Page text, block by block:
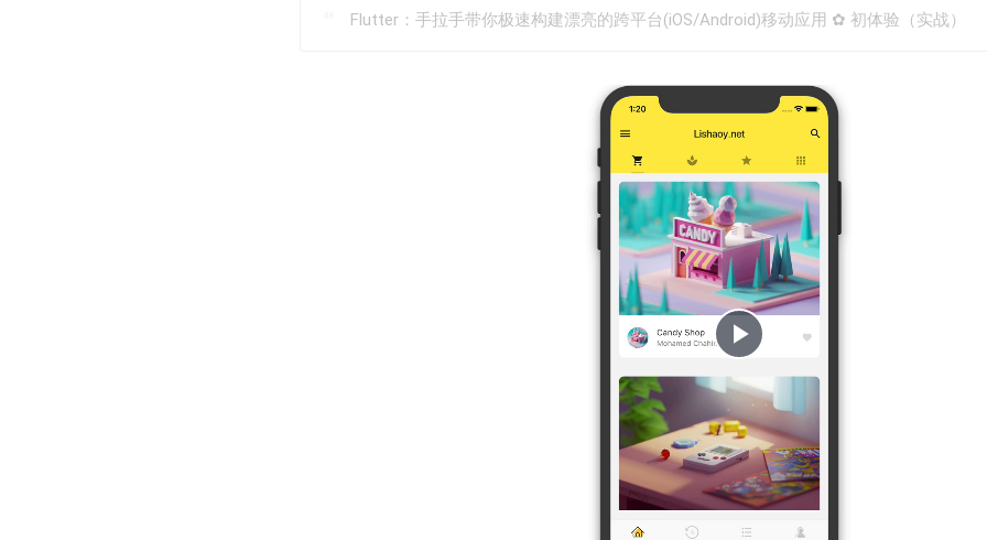
Flutter：手拉手带你极速构建漂亮的跨平台(iOS/Android)移动应用 ✿ 初体验（实战）
Play
Video